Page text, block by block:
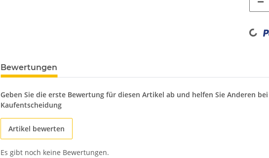
Loading...
Bewertungen
Geben Sie die erste Bewertung für diesen Artikel ab und helfen Sie Anderen
Kaufentscheidung
Artikel bewerten
Es gibt noch keine Bewertungen.